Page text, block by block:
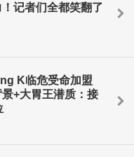
记者们全都笑翻了
K临危受命加盟
景+大胃王潜质：接